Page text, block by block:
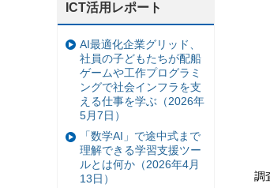
調
ICT活用レポート
AI最適化企業グリッド、
社員の子どもたちが配船
ゲームや工作プログラミ
ングで社会インフラを支
える仕事を学ぶ（2026年
5月7日）
「数学AI」で途中式まで
理解できる学習支援ツー
ルとは何か（2026年4月
13日）